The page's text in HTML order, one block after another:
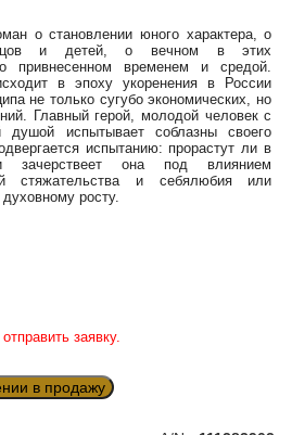
о становлении юного характера, о
отцов и детей, о вечном в этих
привнесенном временем и средой.
в эпоху укоренения в России
не только сугубо экономических, но
Главный герой, молодой человек с
душой испытывает соблазны своего
испытанию: прорастут ли в
она под влиянием
стяжательства и себялюбия или
росту.
заявку.
в продажу